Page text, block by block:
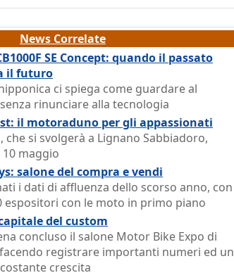
News Correlate
SE Concept: quando il passato
il futuro
ci spiega come guardare al
rinunciare alla tecnologia
il motoraduno per gli appassionati
che si svolgerà a Lignano Sabbiadoro,
maggio
salone del compra e vendi
i dati di affluenza dello scorso anno, con
espositori con le moto in primo piano
del custom
concluso il salone Motor Bike Expo di
registrare importanti numeri ed un
crescita